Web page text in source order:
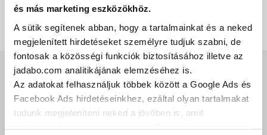
és más marketing eszközökhöz.
A sütik segítenek abban, hogy a tartalmainkat és a neked
megjelenített hirdetéseket személyre tudjuk szabni, de
fontosak a közösségi funkciók biztosításához illetve az
jadabo.com analitikájának elemzéséhez is.
Az adatokat felhasználjuk többek között a Google Ads és
Facebook Ads hirdetéseinkhez, ezáltal olyan tartalmakat
tudunk megjeleníteni neked a jövőben is, amit
SZÁKOLOM
Szakértő szolgálat
Kérdésed van?
A legfontosabb, hogy megtaláld a számodra megfelelő, a
tudásodhoz, tapasztalatodhoz legjobban illő